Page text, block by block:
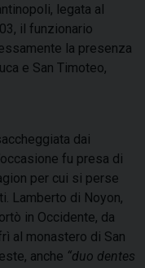
legata al
il funzionario
la presenza
e San Timoteo,
dai
fu presa di
per cui si perse
Lamberto di Noyon,
in Occidente, da
al monastero di San
anche “duo dentes